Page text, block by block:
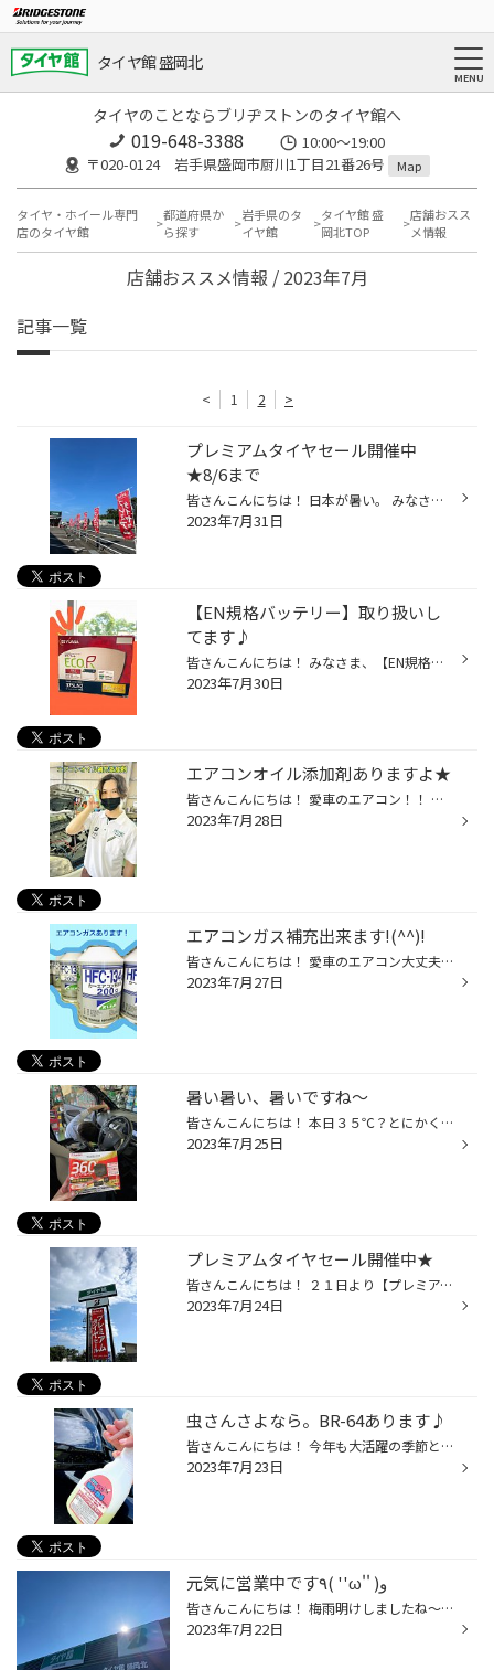
タイヤ館 盛岡北
タイヤのことならブリヂストンのタイヤ館へ
019-648-3388
10:00～19:00
〒020-0124 岩手県盛岡市厨川1丁目21番26号
Map
タイヤ・ホイール専門
店のタイヤ館
都道府県か
ら探す
岩手県のタ
イヤ館
タイヤ館 盛
岡北TOP
店舗おスス
メ情報
店舗おススメ情報 / 2023年7月
記事一覧
< 1 2 >
プレミアムタイヤセール開催中
★8/6まで
皆さんこんにちは！ 日本が暑い。 みなさま体調崩されてませんか？？ 私の知り合いも熱中症になった方も(T_T) めまいや立ちくらみ・生あくび・大量の汗など、 症状が出たら注意してください。 酷くなってくると・・・ 頭痛・嘔吐・倦怠感・集中力低下・痙攣などになるようです。 くれぐれもお気を付...
2023年7月31日
【EN規格バッテリー】取り扱いし
てます♪
皆さんこんにちは！ みなさま、【EN規格バッテリー】知ってますか？ 最近増えてるバッテリーです！！ トヨタ車を中心に【EN規格バッテリー】が搭載されているようです！！ JIS規格（日本工業規格）からEN規格（欧州統一規格）になっても、 日本車の気候風土と使用環境に対応した設計で多くの日本車...
2023年7月30日
エアコンオイル添加剤ありますよ★
皆さんこんにちは！ 愛車のエアコン！！ 冷えてますか？？ ちょっと冷えがイマイチ・・・と感じたら、 こちらもおススメです★ 【自動車用エアコンオイル補充添加剤】 ※ハイブリッド車は施工出来ません コンプレッサー用のオイル。 古くなってきて潤滑効率が落ちているかもしれません！！ 動きが悪く...
2023年7月28日
エアコンガス補充出来ます!(^^)!
皆さんこんにちは！ 愛車のエアコン大丈夫ですか？ タイヤ館盛岡北【エアコンガス】補充出来ます!(^^)! ※ハイブリッド車は施工出来ません エアコンガスは使用すると減るものではありませんが、 年数などですこしずつ抜ける場合もあるんですよ～(>_<) そんな時は【エアコンガス】を補充してあげまし...
2023年7月27日
暑い暑い、暑いですね～
皆さんこんにちは！ 本日３５℃？とにかく暑い＼(゜ロ＼)(／ロ゜)／ 皆様いかがお過ごしでしょうか？(笑) ピットスタッフ頑張っております。 暑い中ドラレコ取付作業など・・・ いろいろ取付・・・頑張ってます。 外のお仕事の方・・・無理せず頑張ってくださいネ★ 水分補給忘れずに。 お気軽にご相...
2023年7月25日
プレミアムタイヤセール開催中★
皆さんこんにちは！ ２１日より【プレミアムタイヤセール】開催してますよ～ (*'▽')詳しくはこちらをクリック★ お出掛けの前に、もう一度タイヤの点検を。 夏タイヤ特価品ありますよ～ この機会に是非ご相談ください(*´▽｀*) ご来店お待ちしてます♪
2023年7月24日
虫さんさよなら。BR-64あります♪
皆さんこんにちは！ 今年も大活躍の季節となりました。 じゃん。 この時期、洗車には欠かせない虫汚れ除去剤 【BR-64】 施工は簡単！！ 吹きかけて洗うだけです(^^)/ 夜の高速走行後は・・・＼(゜ロ＼)(／ロ゜)／ 愛車が大変なことになってますね・・・。 スッキリしますよ(*´з`) 是非お試しくださ...
2023年7月23日
元気に営業中です٩( ''ω'' )و
皆さんこんにちは！ 梅雨明けしましたね～ ３０℃越えが続きそうです！！ 皆様熱中症対策してくださいね！！ バッテリーのご相談が多くなってきました～ しっかり点検するのでお気軽にご相談ください(^^)/ トラブル回避！！ 早めの休憩と、早めのご相談を★ ご来店お待ちしてます♪
2023年7月22日